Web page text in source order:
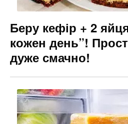
Беру кефір + 2
кожен день”!
дуже смачно!